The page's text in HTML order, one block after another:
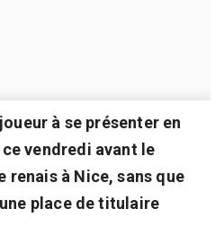
à se présenter en
vendredi avant le
renais à Nice, sans que
place de titulaire